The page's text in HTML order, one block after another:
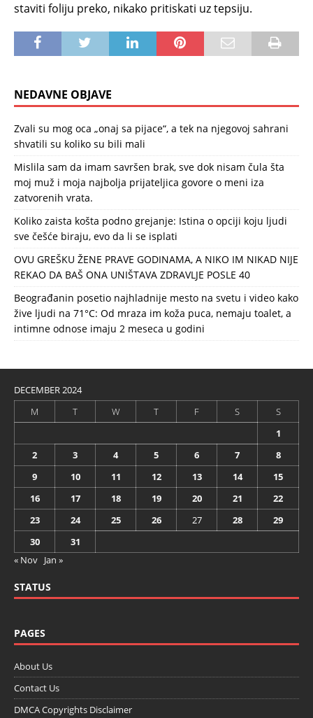
staviti foliju preko, nikako pritiskati uz tepsiju.
NEDAVNE OBJAVE
Zvali su mog oca „onaj sa pijace“, a tek na njegovoj sahrani
shvatili su koliko su bili mali
Mislila sam da imam savršen brak, sve dok nisam čula šta
moj muž i moja najbolja prijateljica govore o meni iza
zatvorenih vrata.
Koliko zaista košta podno grejanje: Istina o opciji koju ljudi
sve češće biraju, evo da li se isplati
OVU GREŠKU ŽENE PRAVE GODINAMA, A NIKO IM NIKAD NIJE
REKAO DA BAŠ ONA UNIŠTAVA ZDRAVLJE POSLE 40
Beograđanin posetio najhladnije mesto na svetu i video kako
žive ljudi na 71°C: Od mraza im koža puca, nemaju toalet, a
intimne odnose imaju 2 meseca u godini
DECEMBER 2024
M
T W T F S
S
1
2
3 4 5 6 7
8
9
10 11 12 13 14
15
16
17 18 19 20 21
22
23
24 25 26 27 28
29
30
31
« Nov Jan »
STATUS
PAGES
About Us
Contact Us
DMCA Copyrights Disclaimer